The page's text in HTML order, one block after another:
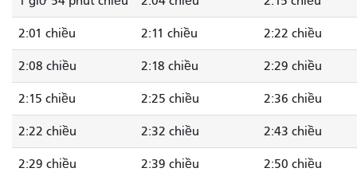
2:01 chiều 2:11 chiều 2:22 chiều
2:08 chiều 2:18 chiều 2:29 chiều
2:15 chiều 2:25 chiều 2:36 chiều
2:22 chiều 2:32 chiều 2:43 chiều
2:29 chiều 2:39 chiều 2:50 chiều